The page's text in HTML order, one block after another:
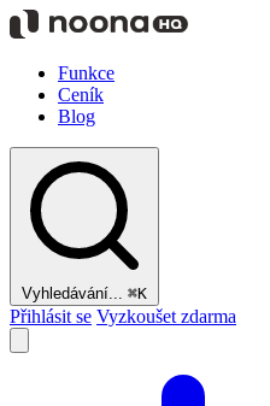
Funkce
Ceník
Blog
Vyhledávání... ⌘K
Přihlásit se Vyzkoušet zdarma